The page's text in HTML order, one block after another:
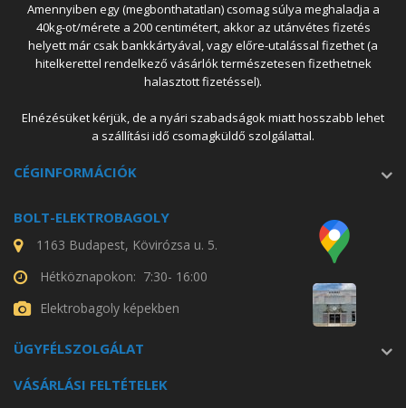
Amennyiben egy (megbonthatatlan) csomag súlya meghaladja a
40kg-ot/mérete a 200 centimétert, akkor az utánvétes fizetés
helyett már csak bankkártyával, vagy előre-utalással fizethet (a
hitelkerettel rendelkező vásárlók természetesen fizethetnek
halasztott fizetéssel).
Elnézésüket kérjük, de a nyári szabadságok miatt hosszabb lehet
a szállítási idő csomagküldő szolgálattal.
CÉGINFORMÁCIÓK
BOLT-ELEKTROBAGOLY
1163 Budapest, Kövirózsa u. 5.
Hétköznapokon: 7:30- 16:00
Elektrobagoly képekben
ÜGYFÉLSZOLGÁLAT
VÁSÁRLÁSI FELTÉTELEK